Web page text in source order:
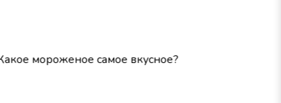
самое вкусное?